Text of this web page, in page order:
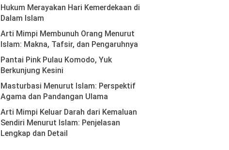
Hukum Merayakan Hari Kemerdekaan di
Dalam Islam
Arti Mimpi Membunuh Orang Menurut
Islam: Makna, Tafsir, dan Pengaruhnya
Pantai Pink Pulau Komodo, Yuk
Berkunjung Kesini
Masturbasi Menurut Islam: Perspektif
Agama dan Pandangan Ulama
Arti Mimpi Keluar Darah dari Kemaluan
Sendiri Menurut Islam: Penjelasan
Lengkap dan Detail